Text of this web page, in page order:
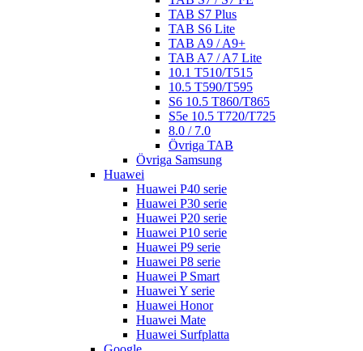
TAB S7 Plus
TAB S6 Lite
TAB A9 / A9+
TAB A7 / A7 Lite
10.1 T510/T515
10.5 T590/T595
S6 10.5 T860/T865
S5e 10.5 T720/T725
8.0 / 7.0
Övriga TAB
Övriga Samsung
Huawei
Huawei P40 serie
Huawei P30 serie
Huawei P20 serie
Huawei P10 serie
Huawei P9 serie
Huawei P8 serie
Huawei P Smart
Huawei Y serie
Huawei Honor
Huawei Mate
Huawei Surfplatta